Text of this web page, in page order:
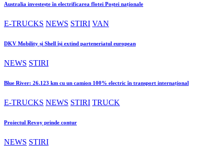
Australia investește în electrificarea flotei Poștei naționale
E-TRUCKS NEWS STIRI VAN
DKV Mobility și Shell își extind parteneriatul european
NEWS STIRI
Blue River: 26.123 km cu un camion 100% electric în transport internațional
E-TRUCKS NEWS STIRI TRUCK
Proiectul Revoy prinde contur
NEWS STIRI